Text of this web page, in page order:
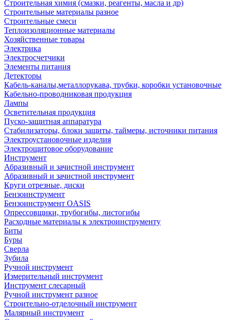
Строительная химия (смазки, реагенты, масла и др)
Строительные материалы разное
Строительные смеси
Теплоизоляционные материалы
Хозяйственные товары
Электрика
Электросчетчики
Элементы питания
Детекторы
Кабель-каналы,металлорукава, трубки, коробки установочные
Кабельно-проводниковая продукция
Лампы
Осветительная продукция
Пуско-защитная аппаратура
Стабилизаторы, блоки защиты, таймеры, источники питания
Электроустановочные изделия
Электрощитовое оборудование
Инструмент
Абразивный и зачистной инструмент
Абразивный и зачистной инструмент
Круги отрезные, диски
Бензоинструмент
Бензоинструмент OASIS
Опрессовщики, трубогибы, листогибы
Расходные материалы к электроинструменту
Биты
Буры
Сверла
Зубила
Ручной инструмент
Измерительный инструмент
Инструмент слесарный
Ручной инструмент разное
Строительно-отделочный инструмент
Малярный инструмент